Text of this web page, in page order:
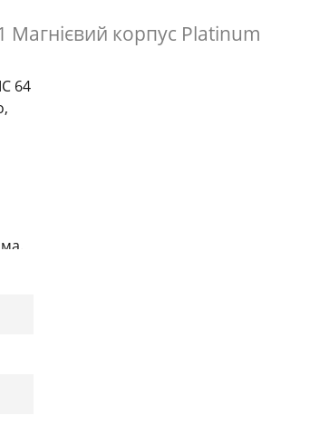
корпус Platinum
64